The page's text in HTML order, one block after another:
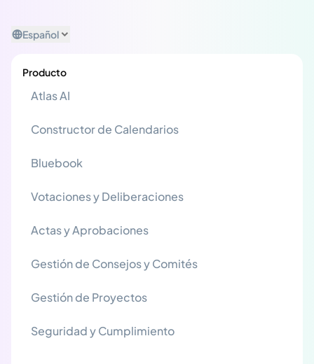
Español
Producto
Atlas AI
Constructor de Calendarios
Bluebook
Votaciones y Deliberaciones
Actas y Aprobaciones
Gestión de Consejos y Comités
Gestión de Proyectos
Seguridad y Cumplimiento